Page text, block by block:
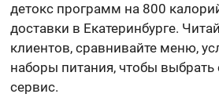
детокс программ на 800
доставки в Екатеринбурге.
клиентов, сравнивайте меню,
наборы питания, чтобы
сервис.